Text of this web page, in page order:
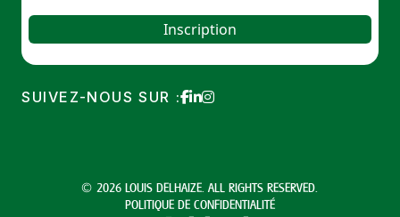
SUIVEZ-NOUS SUR :
© 2026 LOUIS DELHAIZE. ALL RIGHTS RESERVED.
POLITIQUE DE CONFIDENTIALITÉ